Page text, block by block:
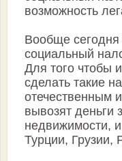
возможность
Вообще сегодня
социальный
Для того чтобы
сделать такие
отечественным
вывозят деньги
недвижимости,
Турции, Грузии,